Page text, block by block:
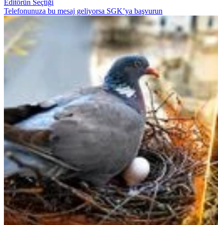
Editörün Seçtiği
Telefonunuza bu mesaj geliyorsa SGK’ya başvurun